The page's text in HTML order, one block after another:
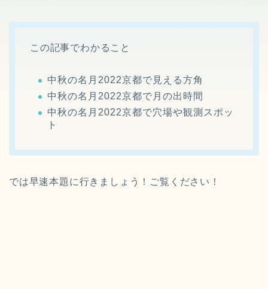
この記事でわかること
中秋の名月2022京都で見える方角
中秋の名月2022京都で月の出時間
中秋の名月2022京都で穴場や観測スポッ
ト
では早速本題に行きましょう！ご覧ください！